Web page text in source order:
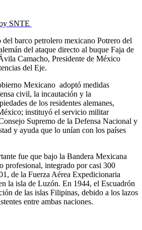
SNTE
barco petrolero mexicano Potrero del
del ataque directo al buque Faja de
Camacho, Presidente de México
del Eje.
Mexicano adoptó medidas
civil, la incautación y la
de los residentes alemanes,
instituyó el servicio militar
Supremo de la Defensa Nacional y
y ayuda que lo unían con los países
fue que bajo la Bandera Mexicana
profesional, integrado por casi 300
de la Fuerza Aérea Expedicionaria
la isla de Luzón. En 1944, el Escuadrón
de las islas Filipinas, debido a los lazos
entre ambas naciones.